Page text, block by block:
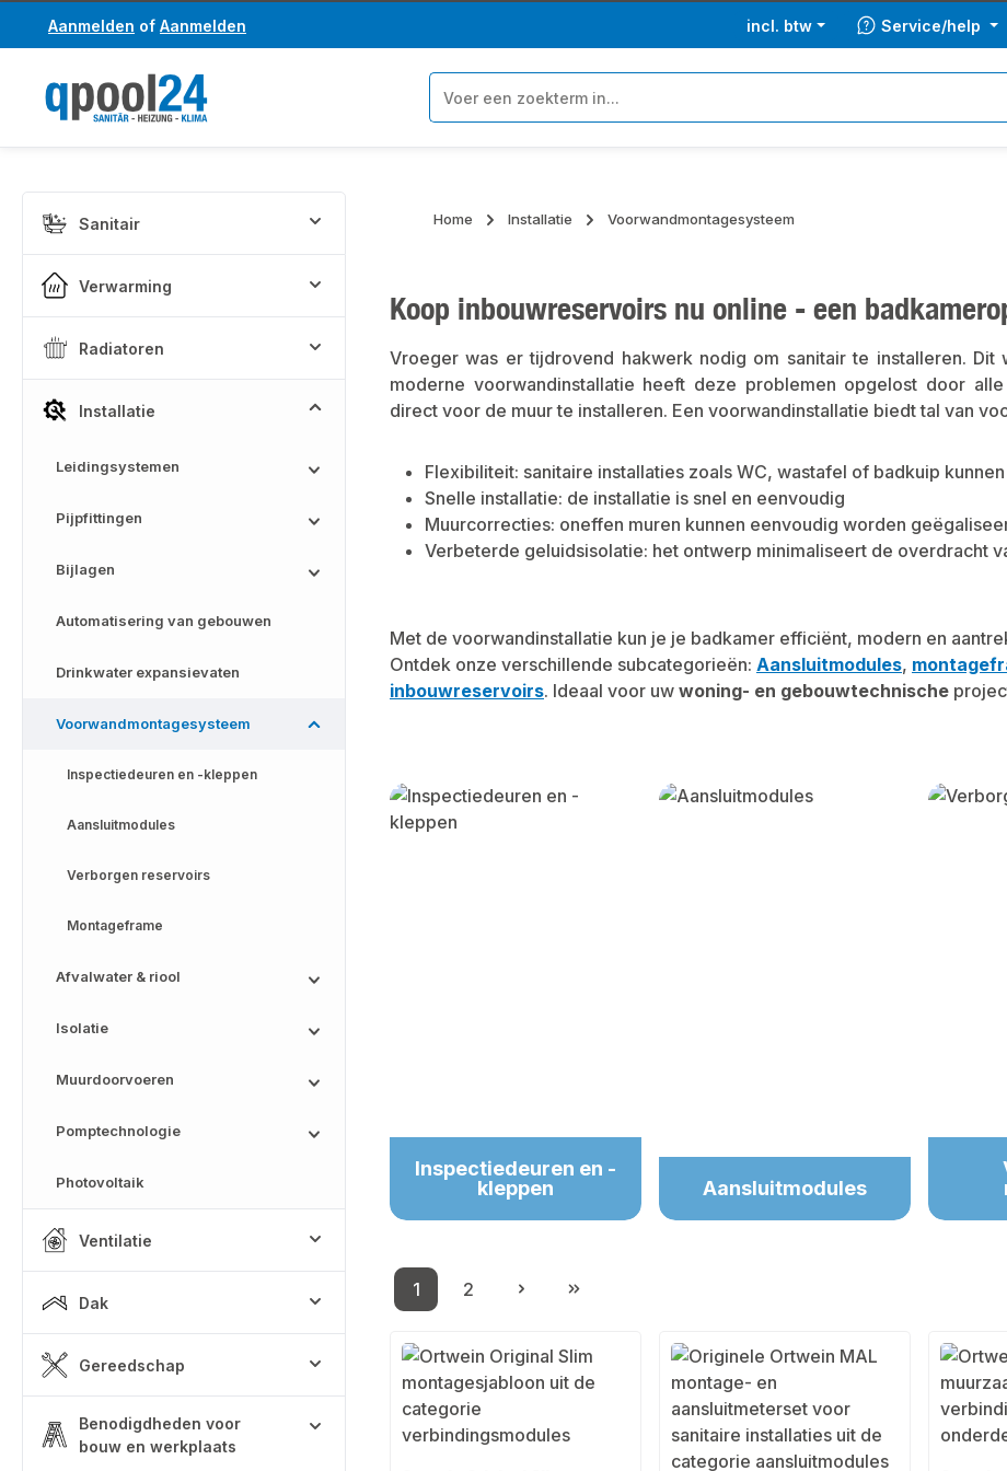
naar de hoofdinhoud
Ga naar de zoekopdracht
Aanmelden of Aanmelden incl. btw Service/help
Sanitair
Verwarming
Radiatoren
Installatie
Leidingsystemen
Pijpfittingen
Bijlagen
Automatisering van gebouwen
Drinkwater expansievaten
Voorwandmontagesysteem
Inspectiedeuren en -kleppen
Aansluitmodules
Verborgen reservoirs
Montageframe
Afvalwater & riool
Isolatie
Muurdoorvoeren
Pomptechnologie
Photovoltaik
Ventilatie
Dak
Gereedschap
Benodigdheden voor
bouw en werkplaats
Home Installatie Voorwandmontagesysteem
Koop inbouwreservoirs nu online - een
Vroeger was er tijdrovend hakwerk nodig om sanitair te installeren.
moderne voorwandinstallatie heeft deze problemen opgelost door
direct voor de muur te installeren. Een voorwandinstallatie biedt tal van
Flexibiliteit: sanitaire installaties zoals WC, wastafel of badkuip
Snelle installatie: de installatie is snel en eenvoudig
Muurcorrecties: oneffen muren kunnen eenvoudig worden
Verbeterde geluidsisolatie: het ontwerp minimaliseert de overdracht
Met de voorwandinstallatie kun je je badkamer efficiënt, modern en
Ontdek onze verschillende subcategorieën: Aansluitmodules,
inbouwreservoirs. Ideaal voor uw woning- en gebouwtechnische
Skip category gallery
Inspectiedeuren en -
kleppen
Aansluitmodules
Pagina
1
Pagina
2